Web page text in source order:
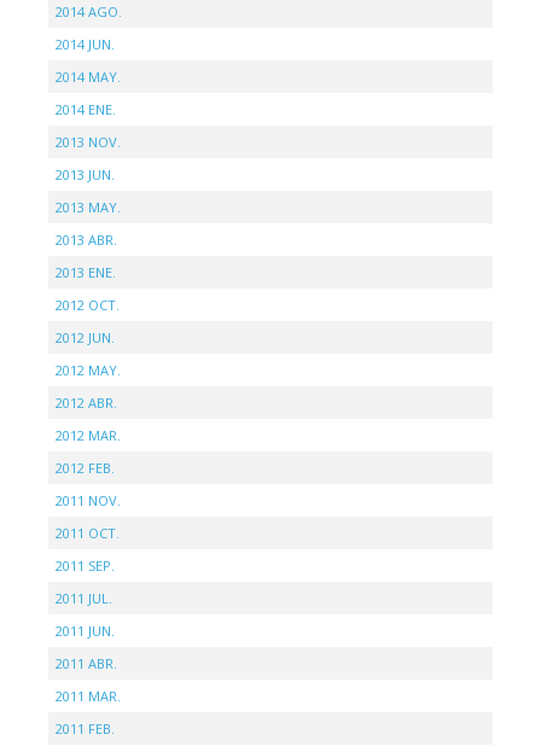
2014 AGO.
2014 JUN.
2014 MAY.
2014 ENE.
2013 NOV.
2013 JUN.
2013 MAY.
2013 ABR.
2013 ENE.
2012 OCT.
2012 JUN.
2012 MAY.
2012 ABR.
2012 MAR.
2012 FEB.
2011 NOV.
2011 OCT.
2011 SEP.
2011 JUL.
2011 JUN.
2011 ABR.
2011 MAR.
2011 FEB.